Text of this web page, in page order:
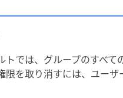
トでは、グループのすべて
限を取り消すには、ユーザ